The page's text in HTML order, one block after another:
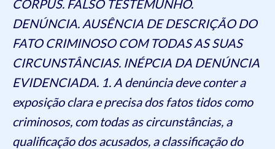
CORPUS. FALSO TESTEMUNHO.
DENÚNCIA. AUSÊNCIA DE DESCRIÇÃO DO
FATO CRIMINOSO COM TODAS AS SUAS
CIRCUNSTÂNCIAS. INÉPCIA DA DENÚNCIA
EVIDENCIADA. 1. A denúncia deve conter a
exposição clara e precisa dos fatos tidos como
criminosos, com todas as circunstâncias, a
qualificação dos acusados, a classificação do